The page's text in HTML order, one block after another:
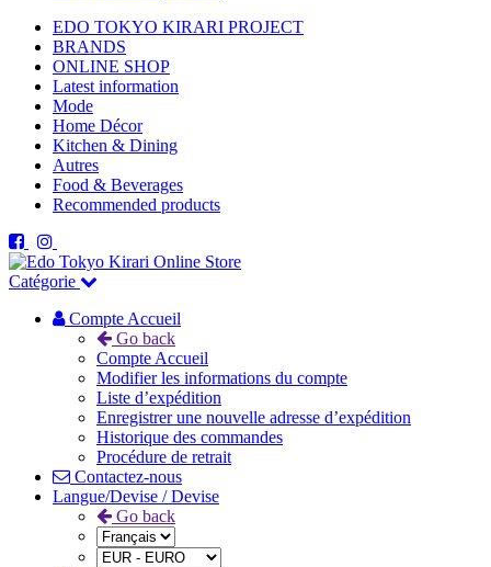
EDO TOKYO KIRARI PROJECT
BRANDS
ONLINE SHOP
Latest information
Mode
Home Décor
Kitchen & Dining
Autres
Food & Beverages
Recommended products
Catégorie
Compte Accueil
Go back
Compte Accueil
Modifier les informations du compte
Liste d’expédition
Enregistrer une nouvelle adresse d’expédition
Historique des commandes
Procédure de retrait
Contactez-nous
Langue/Devise / Devise
Go back